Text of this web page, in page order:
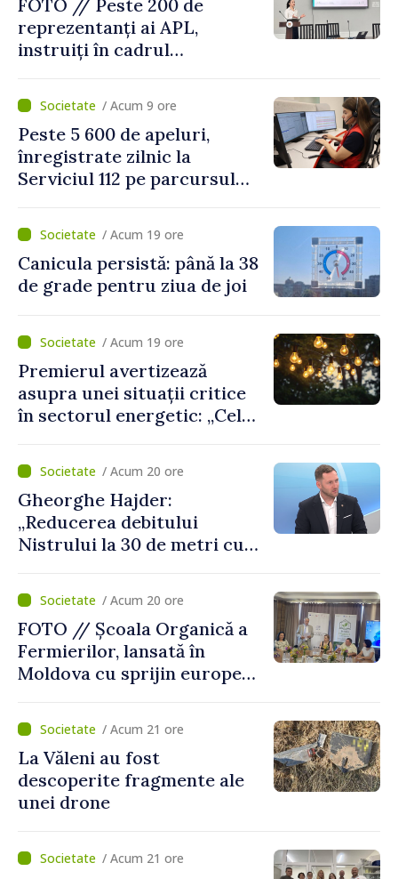
FOTO // Peste 200 de
reprezentanți ai APL,
instruiți în cadrul
Mediu privind aplicarea a
două regulamente din
domeniu
/ Acum 9 ore
Peste 5 600 de apeluri,
înregistrate zilnic la
Serviciul 112 pe parcursul
cetățeni au solicitat
ambulanța/ Acum 19 ore
Canicula persistă: până la 38
de grade pentru ziua de joi
/ Acum 19 ore
Premierul avertizează
asupra unei situații critice
în sectorul energetic: „Cel
putea cumpăra nici curent
de avarie”/ Acum 20 ore
Gheorghe Hajder:
„Reducerea debitului
Nistrului la 30 de metri cubi
„catastrofă naturală”
/ Acum 20 ore
FOTO // Școala Organică a
Fermierilor, lansată în
Moldova cu sprijin european
agriculturii durabile
/ Acum 21 ore
La Văleni au fost
descoperite fragmente ale
unei drone
/ Acum 21 ore